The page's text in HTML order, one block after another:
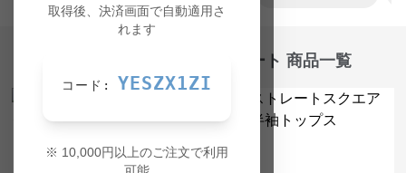
取得後、決済画面で自動適用さ
れます
コード: YESZX1ZI
※ 10,000円以上のご注文で利用
トップス フレッシュ 骨格ストレート 商品一覧